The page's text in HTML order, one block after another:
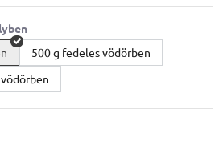
500 g fedeles vödörben